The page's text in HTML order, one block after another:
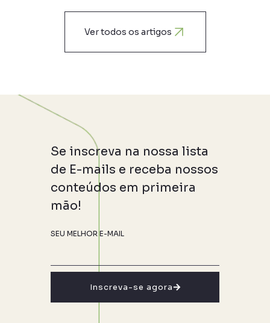
Ver todos os artigos
Se inscreva na nossa lista
de E-mails e receba nossos
conteúdos em primeira
mão!
SEU MELHOR E-MAIL
Inscreva-se agora